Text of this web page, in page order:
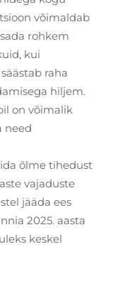
võimaldab
rohkem
kui
raha
hiljem.
on võimalik
need
õlme tihedust
vajaduste
jääda ees
2025. aasta
keskel